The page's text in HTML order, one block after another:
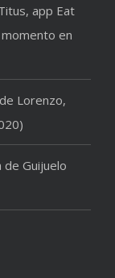
app Eat
en
Lorenzo,
de Guijuelo